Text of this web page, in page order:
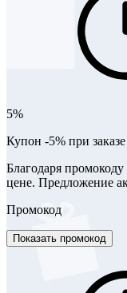
5%
Купон -5% при заказе
Благодаря
цене. Предложение
Промокод
Показать промокод